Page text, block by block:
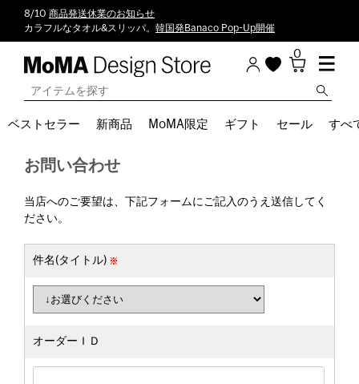
8/10 商品発送休業のお知らせ
カラフルなタオル&スリッパ。 韓国発Banaco Pop-Up開催
0
ベストセラー 新商品 MoMA限定 ギフト セール すべ
お問い合わせ
当店へのご要望は、下記フォームにご記入のうえ送信してく
ださい。
件名(タイトル)
オーダーＩＤ